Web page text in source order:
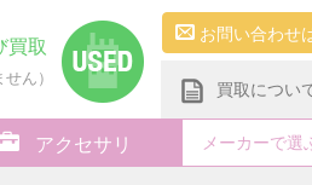
買取
ん）
お問い合わせ
買取につい
アクセサリ メーカーで選